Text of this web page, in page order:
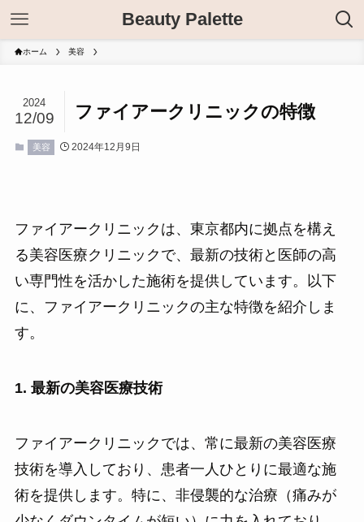
Beauty Palette
ホーム 美容
ファイアークリニックの特徴
2024
12/09
美容 2024年12月9日
ファイアークリニックは、東京都内に拠点を構え
る美容医療クリニックで、最新の技術と医師の高
い専門性を活かした施術を提供しています。以下
に、ファイアークリニックの主な特徴を紹介しま
す。
1. 最新の美容医療技術
ファイアークリニックでは、常に最新の美容医療
技術を導入しており、患者一人ひとりに最適な施
術を提供します。特に、非侵襲的な治療（痛みが